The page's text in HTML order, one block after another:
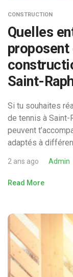
CONSTRUCTION
Quelles
proposent
Saint-
Si tu souhaites
de tennis à
peuvent
adaptés à
2 ans ago Admin
Read More